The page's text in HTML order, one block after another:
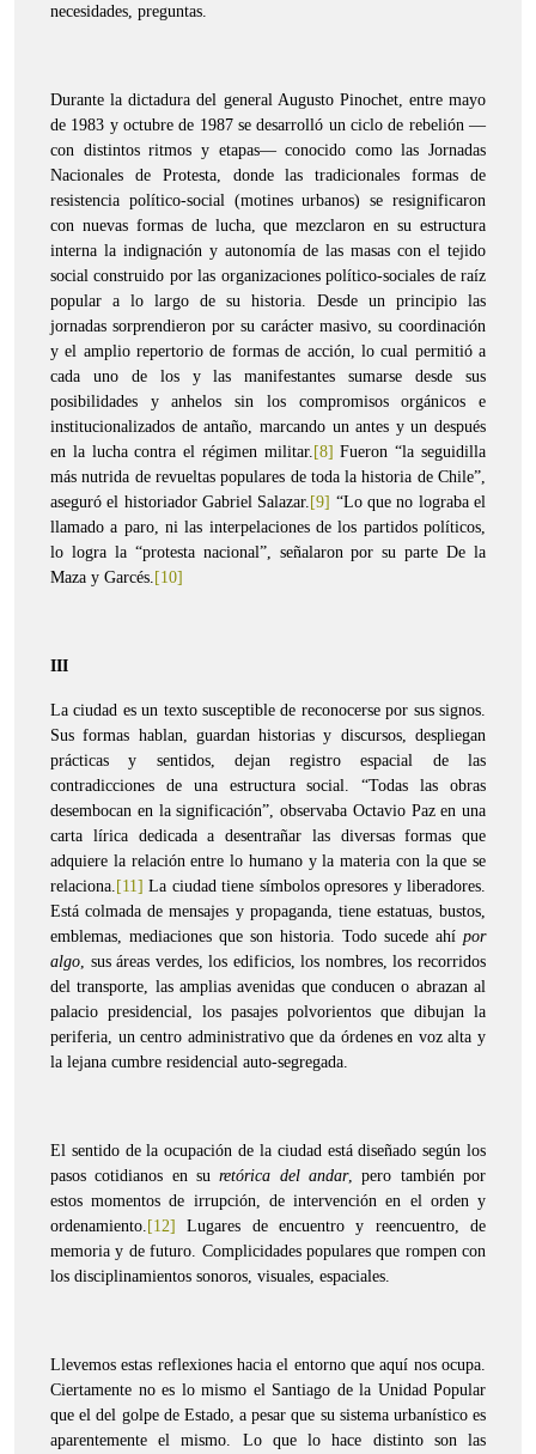
necesidades, preguntas.
Durante la dictadura del general Augusto Pinochet, entre mayo
de 1983 y octubre de 1987 se desarrolló un ciclo de rebelión —
con distintos ritmos y etapas— conocido como las Jornadas
Nacionales de Protesta, donde las tradicionales formas de
resistencia político-social (motines urbanos) se resignificaron
con nuevas formas de lucha, que mezclaron en su estructura
interna la indignación y autonomía de las masas con el tejido
social construido por las organizaciones político-sociales de raíz
popular a lo largo de su historia. Desde un principio las
jornadas sorprendieron por su carácter masivo, su coordinación
y el amplio repertorio de formas de acción, lo cual permitió a
cada uno de los y las manifestantes sumarse desde sus
posibilidades y anhelos sin los compromisos orgánicos e
institucionalizados de antaño, marcando un antes y un después
en la lucha contra el régimen militar. [8] Fueron “la seguidilla
más nutrida de revueltas populares de toda la historia de Chile”,
aseguró el historiador Gabriel Salazar. [9] “Lo que no lograba el
llamado a paro, ni las interpelaciones de los partidos políticos,
lo logra la “protesta nacional”, señalaron por su parte De la
Maza y Garcés. [10]
III
La ciudad es un texto susceptible de reconocerse por sus signos.
Sus formas hablan, guardan historias y discursos, despliegan
prácticas y sentidos, dejan registro espacial de las
contradicciones de una estructura social. “Todas las obras
desembocan en la significación”, observaba Octavio Paz en una
carta lírica dedicada a desentrañar las diversas formas que
adquiere la relación entre lo humano y la materia con la que se
relaciona. [11] La ciudad tiene símbolos opresores y liberadores.
Está colmada de mensajes y propaganda, tiene estatuas, bustos,
emblemas, mediaciones que son historia. Todo sucede ahí por
algo , sus áreas verdes, los edificios, los nombres, los recorridos
del transporte, las amplias avenidas que conducen o abrazan al
palacio presidencial, los pasajes polvorientos que dibujan la
periferia, un centro administrativo que da órdenes en voz alta y
la lejana cumbre residencial auto-segregada.
El sentido de la ocupación de la ciudad está diseñado según los
pasos cotidianos en suretórica del andar, pero también por
estos momentos de irrupción, de intervención en el orden y
ordenamiento. [12]
Lugares de encuentro y reencuentro, de
memoria y de futuro. Complicidades populares que rompen con
los disciplinamientos sonoros, visuales, espaciales.
Llevemos estas reflexiones hacia el entorno que aquí nos ocupa.
Ciertamente no es lo mismo el Santiago de la Unidad Popular
que el del golpe de Estado, a pesar que su sistema urbanístico es
aparentemente el mismo. Lo que lo hace distinto son las